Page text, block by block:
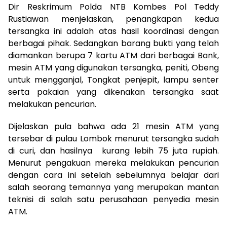
Dir Reskrimum Polda NTB Kombes Pol Teddy
Rustiawan menjelaskan, penangkapan kedua
tersangka ini adalah atas hasil koordinasi dengan
berbagai pihak. Sedangkan barang bukti yang telah
diamankan berupa 7 kartu ATM dari berbagai Bank,
mesin ATM yang digunakan tersangka, peniti, Obeng
untuk mengganjal, Tongkat penjepit, lampu senter
serta pakaian yang dikenakan tersangka saat
melakukan pencurian.
Dijelaskan pula bahwa ada 21 mesin ATM yang
tersebar di pulau Lombok menurut tersangka sudah
di curi, dan hasilnya kurang lebih 75 juta rupiah.
Menurut pengakuan mereka melakukan pencurian
dengan cara ini setelah sebelumnya belajar dari
salah seorang temannya yang merupakan mantan
teknisi di salah satu perusahaan penyedia mesin
ATM.